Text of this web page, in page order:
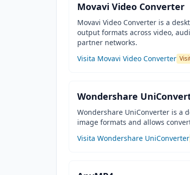
Movavi Video Converter
Movavi Video Converter is a
output formats across video,
partner networks.
Visita Movavi Video Converter
Wondershare
Wondershare UniConverter is a
image formats and allows
Visita Wondershare UniConverter